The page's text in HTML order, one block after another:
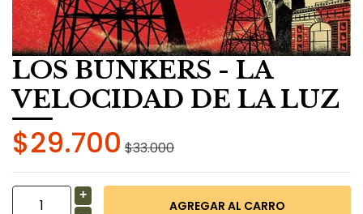
LOS BUNKERS - LA
VELOCIDAD DE LA LUZ
$29.700 $33.000
+